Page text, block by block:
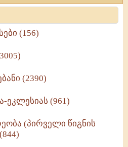
(156)
(2390)
ეკლესიას (961)
(პირველი წიგნის